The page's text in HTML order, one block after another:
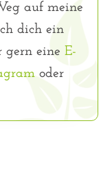
auf meine
dich ein
gern eine E-
oder